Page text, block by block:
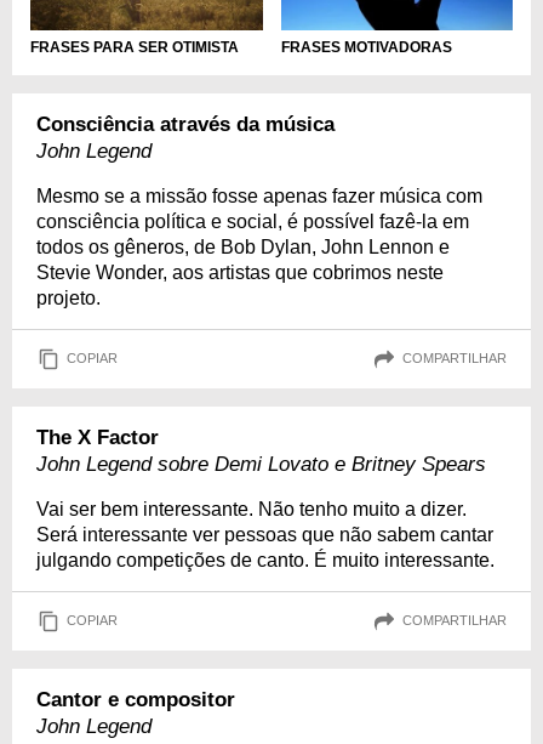
FRASES PARA SER OTIMISTA FRASES MOTIVADORAS
Consciência através da música
John Legend
Mesmo se a missão fosse apenas fazer música com
consciência política e social, é possível fazê-la em
todos os gêneros, de Bob Dylan, John Lennon e
Stevie Wonder, aos artistas que cobrimos neste
projeto.
COPIAR COMPARTILHAR
The X Factor
John Legend sobre Demi Lovato e Britney Spears
Vai ser bem interessante. Não tenho muito a dizer.
Será interessante ver pessoas que não sabem cantar
julgando competições de canto. É muito interessante.
COPIAR COMPARTILHAR
Cantor e compositor
John Legend